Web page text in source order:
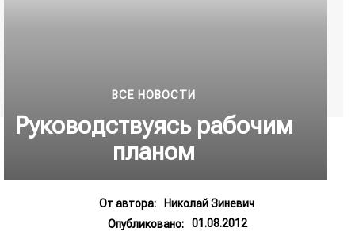
ВСЕ НОВОСТИ
Руководствуясь рабочим
планом
От автора:
Николай Зиневич
Опубликовано:
01.08.2012